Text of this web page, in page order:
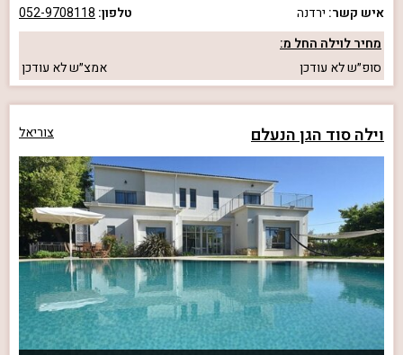
איש קשר: ירדנה טלפון: 052-9708118
מחיר לוילה החל מ:
סופ״שלא עודכן אמצ״שלא עודכן
וילה סוד הגן הנעלם צוריאל